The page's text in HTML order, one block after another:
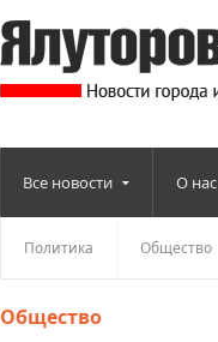
Все новости О нас
Политика Общество
Общество